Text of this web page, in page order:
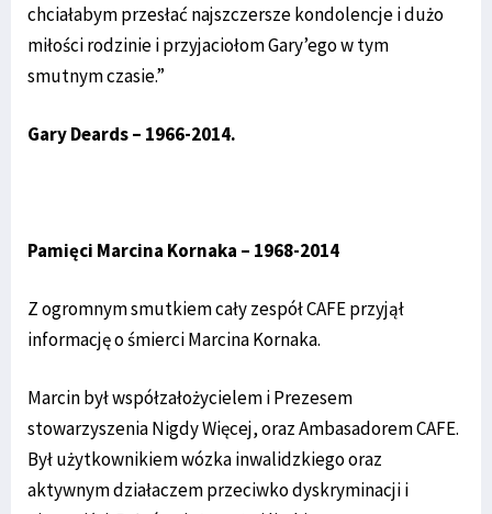
chciałabym przesłać najszczersze kondolencje i dużo
miłości rodzinie i przyjaciołom Gary’ego w tym
smutnym czasie.”
Gary Deards – 1966-2014.
Pamięci Marcina Kornaka – 1968-2014
Z ogromnym smutkiem cały zespół CAFE przyjął
informację o śmierci Marcina Kornaka.
Marcin był współzałożycielem i Prezesem
stowarzyszenia Nigdy Więcej, oraz Ambasadorem CAFE.
Był użytkownikiem wózka inwalidzkiego oraz
aktywnym działaczem przeciwko dyskryminacji i